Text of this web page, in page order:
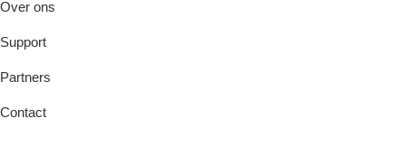
Over ons
Support
Partners
Contact